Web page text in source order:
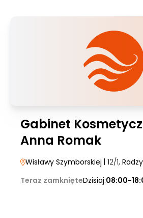
Gabinet
Anna Romak
Wisławy Szymborskiej | 12/1,
Teraz zamknięteDzisiaj:08:00-